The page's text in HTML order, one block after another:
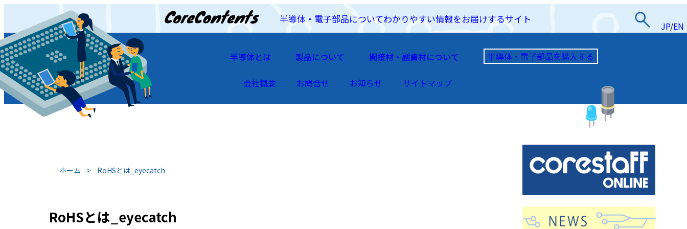
半導体・電子部品についてわかりやすい情報をお届けするサイト
JP/EN
JP/EN
半導体とは 製品について 間接材・副資材について 半導体・電子部品を購入する
会社概要 お問合せ お知らせ サイトマップ
ホーム > RoHSとは_eyecatch
RoHSとは_eyecatch